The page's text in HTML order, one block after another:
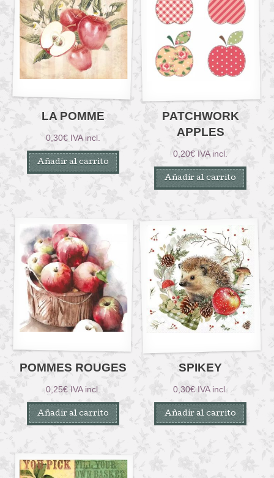
LA POMME
0,30€ IVA incl.
Añadir al carrito
PATCHWORK
APPLES
0,20€ IVA incl.
Añadir al carrito
POMMES ROUGES
0,25€ IVA incl.
Añadir al carrito
SPIKEY
0,30€ IVA incl.
Añadir al carrito